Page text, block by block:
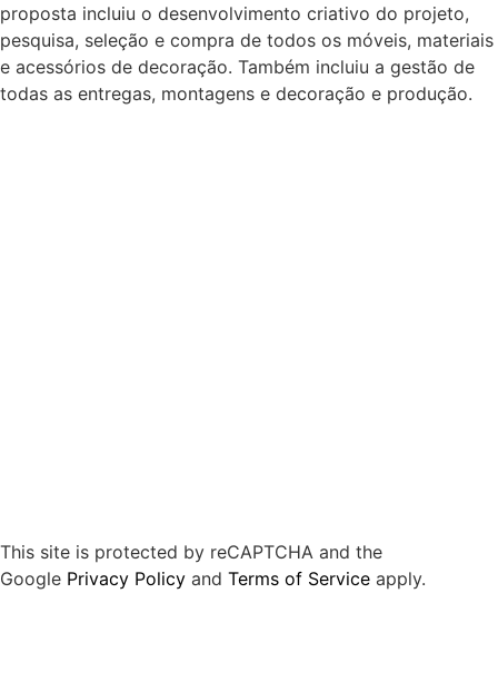
proposta incluiu o desenvolvimento criativo do projeto,
pesquisa, seleção e compra de todos os móveis, materiais
e acessórios de decoração. Também incluiu a gestão de
todas as entregas, montagens e decoração e produção.
This site is protected by reCAPTCHA and the
Google Privacy Policy and Terms of Service apply.